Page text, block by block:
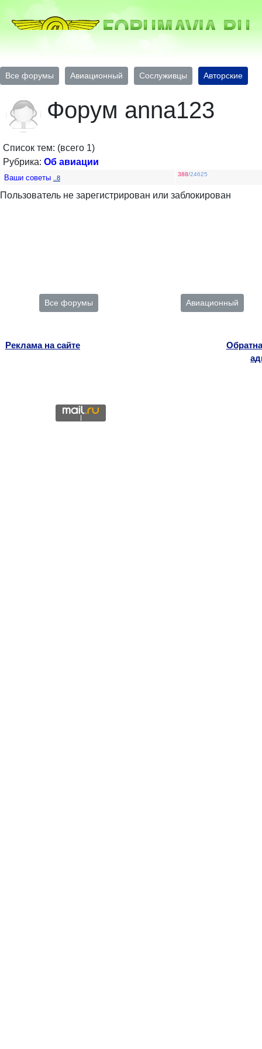
Все форумы Авиационный Сослуживцы Авторские
Форум anna123
Список тем: (всего 1)
Рубрика: Об авиации
Ваши советы ..8
388/24625
Пользователь не зарегистрирован или заблокирован
Все форумы Авиационный
Реклама на сайте